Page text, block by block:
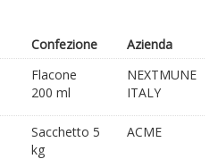
Confezione
Azienda
Flacone
200 ml
NEXTMUNE
ITALY
Sacchetto 5
kg
ACME